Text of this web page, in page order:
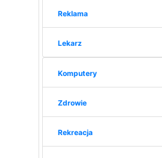
Reklama
Lekarz
Komputery
Zdrowie
Rekreacja